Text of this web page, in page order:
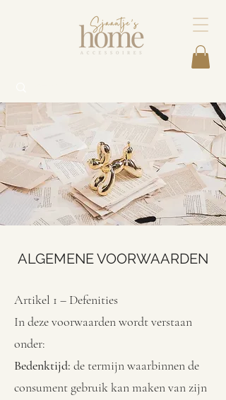
ALGEMENE VOORWAARDEN
Artikel 1 – Defenities
In deze voorwaarden wordt verstaan
onder:
Bedenktijd: de termijn waarbinnen de
consument gebruik kan maken van zijn